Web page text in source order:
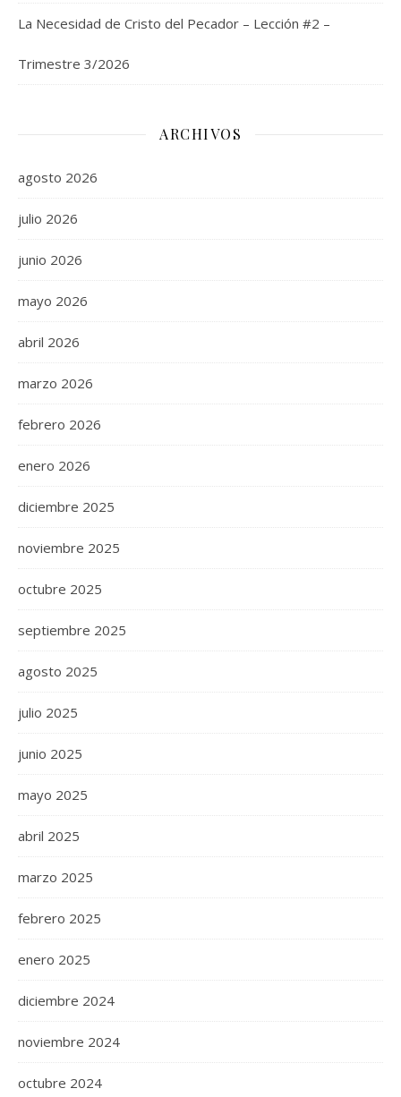
La Necesidad de Cristo del Pecador – Lección #2 –
Trimestre 3/2026
ARCHIVOS
agosto 2026
julio 2026
junio 2026
mayo 2026
abril 2026
marzo 2026
febrero 2026
enero 2026
diciembre 2025
noviembre 2025
octubre 2025
septiembre 2025
agosto 2025
julio 2025
junio 2025
mayo 2025
abril 2025
marzo 2025
febrero 2025
enero 2025
diciembre 2024
noviembre 2024
octubre 2024